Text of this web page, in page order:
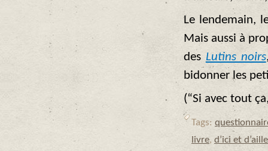
Le lendemain,
Mais aussi à
des Lutins noirs
bidonner les
(“Si avec tout
Tags:
livre, d’ici et